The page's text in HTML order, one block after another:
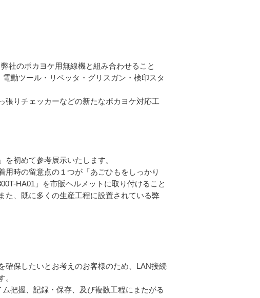
社のポカヨケ用無線機と組み合わせること
動ツール・リベッタ・グリスガン・検印スタ
りチェッカーなどの新たなポカヨケ対応工
初めて参考展示いたします。
時の留意点の１つが「あごひもをしっかり
HA01」を市販ヘルメットに取り付けること
、既に多くの生産工程に設置されている弊
保したいとお考えのお客様のため、LAN接続
把握、記録・保存、及び複数工程にまたがる